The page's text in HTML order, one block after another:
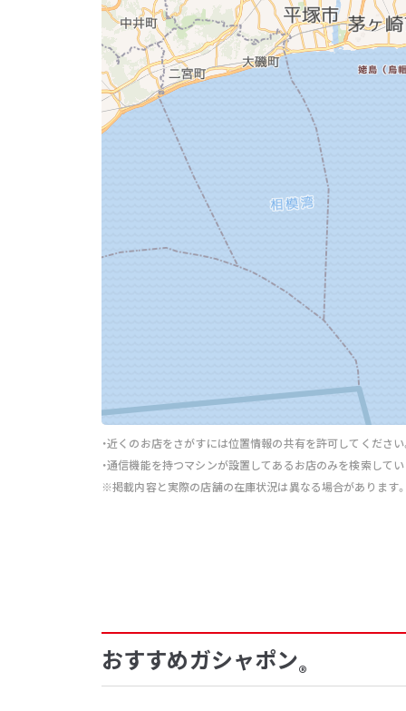
・近くのお店をさがすには位置情報の共有を許可してください
・通信機能を持つマシンが設置してあるお店のみを検索して
※掲載内容と実際の店舗の在庫状況は異なる場合があります
おすすめガシャポン®